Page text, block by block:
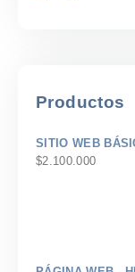
Productos
SITIO WEB
$2.100.000